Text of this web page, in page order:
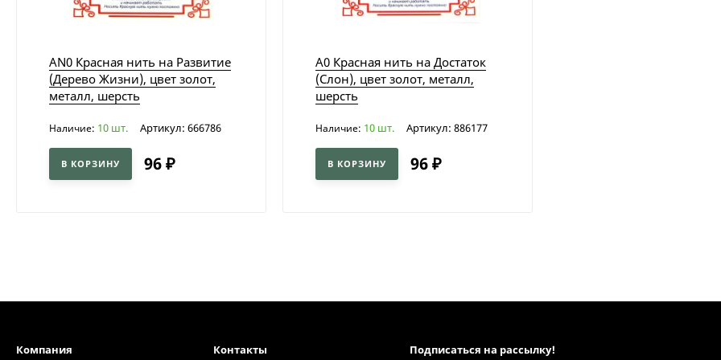
AN0 Красная нить на Развитие
(Дерево Жизни), цвет золот,
металл, шерсть
Наличие: 10 шт. Артикул: 666786
В КОРЗИНУ 96 ₽
A0 Красная нить на Достаток
(Слон), цвет золот, металл,
шерсть
Наличие: 10 шт. Артикул: 886177
В КОРЗИНУ 96 ₽
Компания Контакты Подписаться на рассылкy!